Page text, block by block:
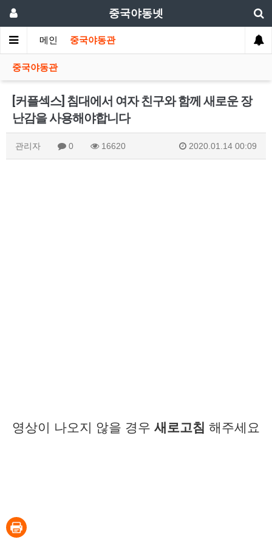
중국야동넷
메인 중국야동관
중국야동관
[커플섹스] 침대에서 여자 친구와 함께 새로운 장
난감을 사용해야합니다
관리자 0 16620 2020.01.14 00:09
영상이 나오지 않을 경우 새로고침 해주세요